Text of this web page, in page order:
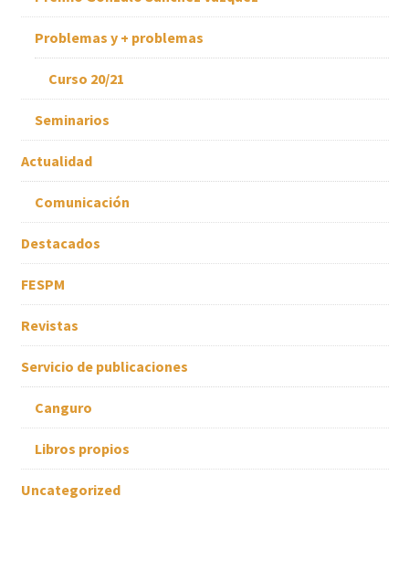
Problemas y + problemas
Curso 20/21
Seminarios
Actualidad
Comunicación
Destacados
FESPM
Revistas
Servicio de publicaciones
Canguro
Libros propios
Uncategorized